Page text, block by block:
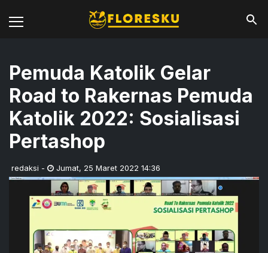
Pemuda Katolik Gelar
Road to Rakernas Pemuda
Katolik 2022: Sosialisasi
Pertashop
redaksi - Jumat, 25 Maret 2022 14:36